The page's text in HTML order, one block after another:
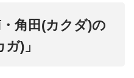
角田(カクダ)の
)」